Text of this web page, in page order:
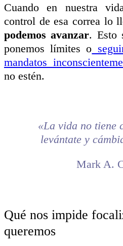
Cuando en nuestra
control de esa correa lo
podemos avanzar. Esto
ponemos límites o
mandatos
no estén.
«La vida no tiene
levántate y
Mark A.
Qué nos impide
queremos